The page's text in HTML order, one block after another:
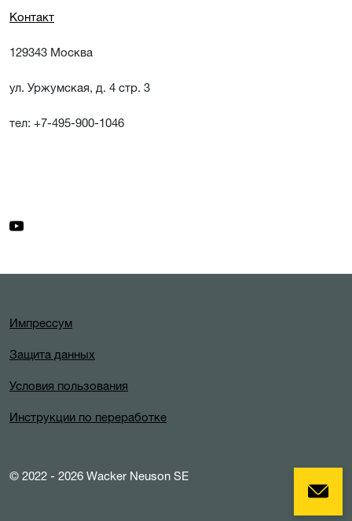
Контакт
129343 Москва
ул. Уржумская, д. 4 стр. 3
тел: +7-495-900-1046
Импрессум
Защита данных
Условия пользования
Инструкции по переработке
© 2022 - 2026 Wacker Neuson SE